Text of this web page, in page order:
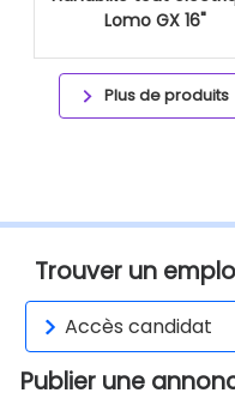
Lomo GX 16"
Plus de produits
Trouver un
Accès candidat
Publier une